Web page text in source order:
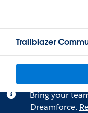
Trailblazer
Bring your
Dreamforce.